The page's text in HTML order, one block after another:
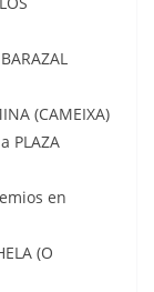
(CAMEIXA)
PLAZA
en
(O